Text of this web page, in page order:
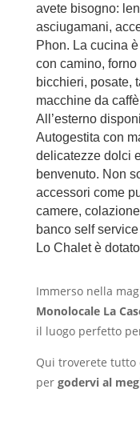
avete bisogno:
asciugamani,
Phon. La cucina
con camino,
bicchieri, posate,
macchine da
All’esterno
Autogestita con
delicatezze dolci
benvenuto. Non
accessori come
camere,
banco self service
Lo Chalet è
Immerso nella
Monolocale La
il luogo perfetto
Qui troverete tutto
per godervi al